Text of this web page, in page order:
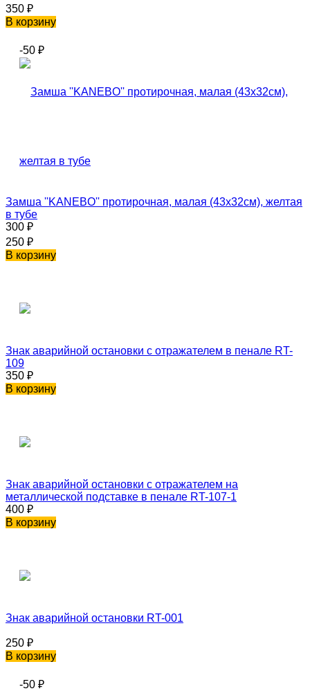
350 ₽
В корзину
-50 ₽
Замша ''KANEBO'' протирочная, малая (43х32см), желтая
в тубе
300 ₽
250 ₽
В корзину
Знак аварийной остановки c отражателем в пенале RT-
109
350 ₽
В корзину
Знак аварийной остановки c отражателем на
металлической подставке в пенале RT-107-1
400 ₽
В корзину
Знак аварийной остановки RT-001
250 ₽
В корзину
-50 ₽